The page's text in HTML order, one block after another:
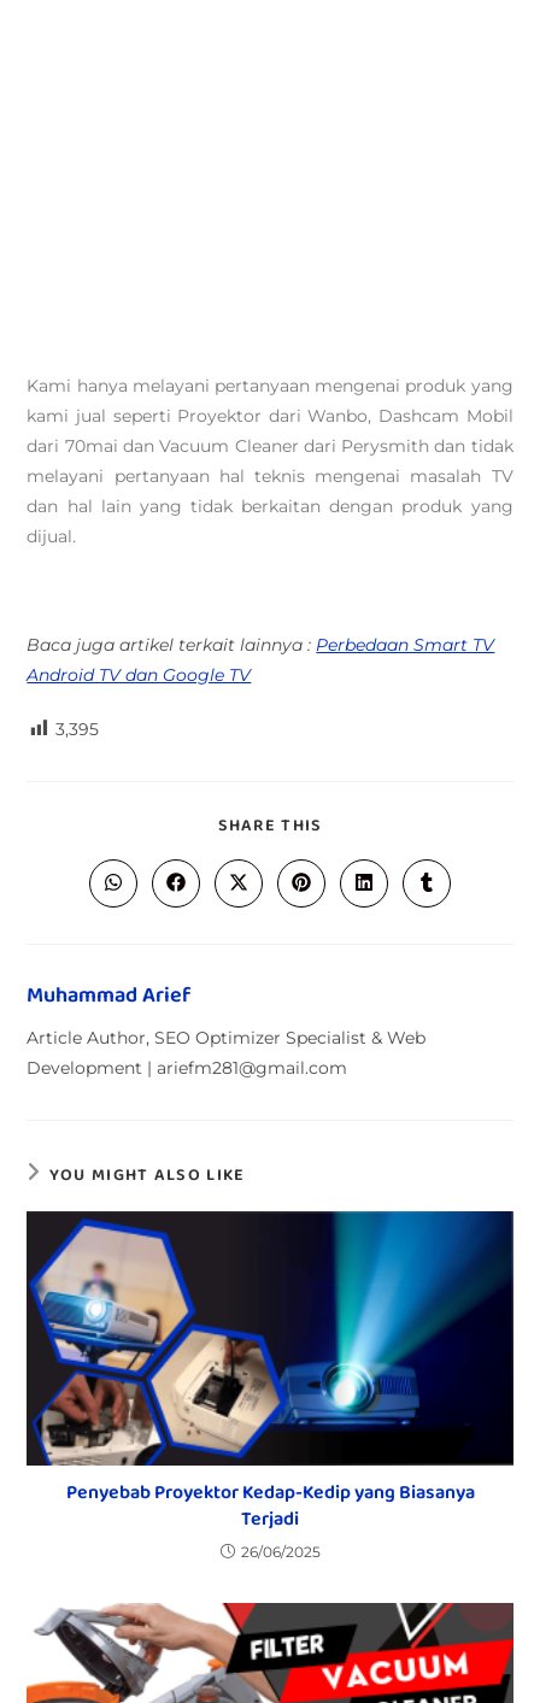
Kami hanya melayani pertanyaan mengenai produk yang
kami jual seperti Proyektor dari Wanbo, Dashcam Mobil
dari 70mai dan Vacuum Cleaner dari Perysmith dan tidak
melayani pertanyaan hal teknis mengenai masalah TV
dan hal lain yang tidak berkaitan dengan produk yang
dijual.
Baca juga artikel terkait lainnya : Perbedaan Smart TV
Android TV dan Google TV
3,395
SHARE THIS
Muhammad Arief
Article Author, SEO Optimizer Specialist & Web
Development | ariefm281@gmail.com
YOU MIGHT ALSO LIKE
Penyebab Proyektor Kedap-Kedip yang Biasanya
Terjadi
26/06/2025